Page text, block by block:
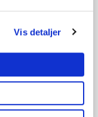
Vis detaljer